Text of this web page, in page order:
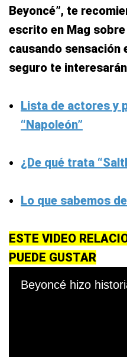
Beyoncé”, te
escrito en Mag
causando sensación
seguro te
Lista de actores y
“Napoleón”
¿De qué trata
Lo que sabemos
ESTE VIDEO
PUEDE GUSTAR